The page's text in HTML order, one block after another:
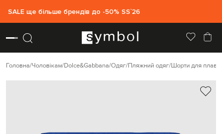
SALE ще більше брендів до -50% SS`26
Головна Чоловікам Dolce&Gabbana Одяг Пляжний одяг Шорти для